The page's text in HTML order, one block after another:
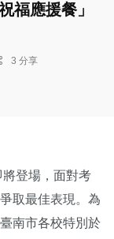
福應援餐」
3 分享
將登場，面對考
取最佳表現。為
南市各校特別於